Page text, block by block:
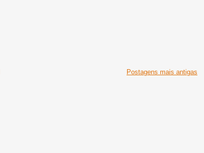
Postagens mais antigas